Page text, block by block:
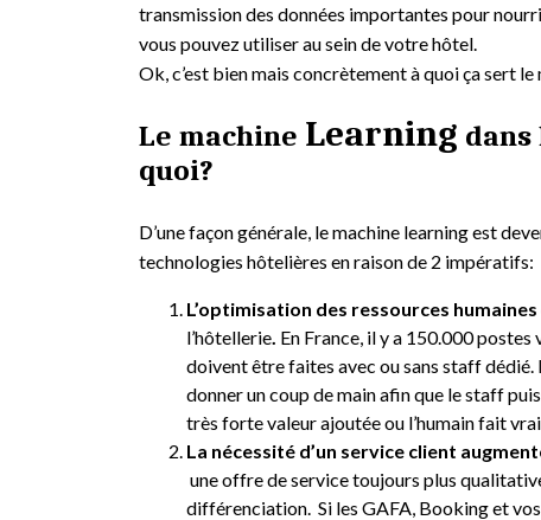
transmission des données importantes pour
vous pouvez utiliser au sein de votre hôtel.
Ok, c’est bien mais concrètement à quoi ça sert le
Le machine Learning
quoi?
D’une façon générale, le machine learning est
technologies hôtelières en raison de 2 impératifs:
L’optimisation des ressources humaines
l’hôtellerie. En France, il y a 150.000
doivent être faites avec ou sans staff dédié.
donner un coup de main afin que le staff
très forte valeur ajoutée ou l’humain fait
La nécessité d’un service client
une offre de service toujours plus
différenciation. Si les GAFA, Booking et